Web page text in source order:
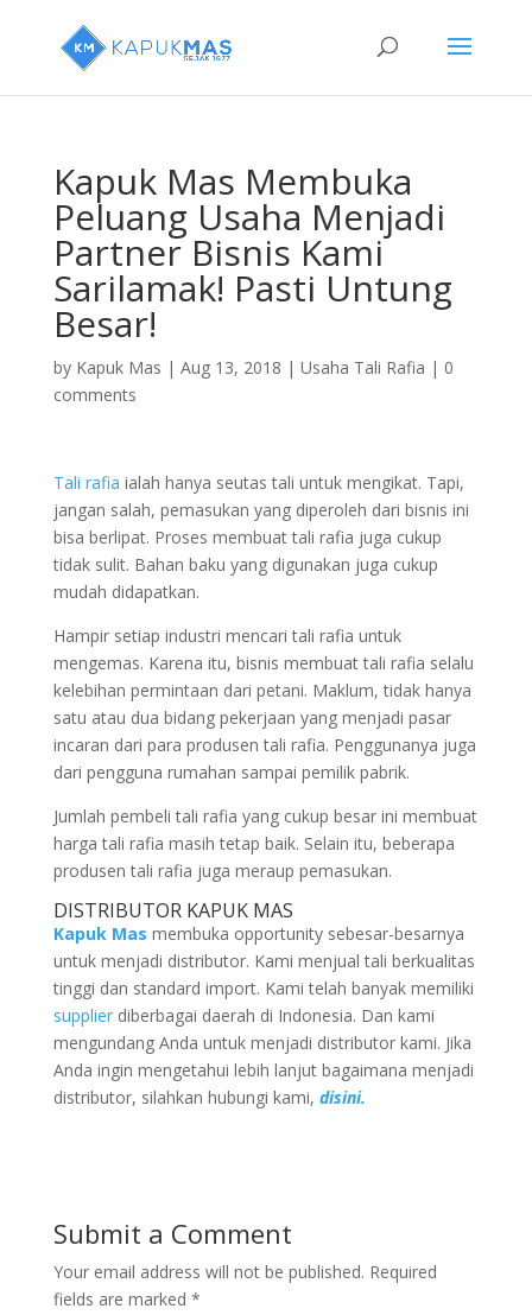
Kapuk Mas Membuka
Peluang Usaha Menjadi
Partner Bisnis Kami
Sarilamak! Pasti Untung
Besar!
by Kapuk Mas | Aug 13, 2018 | Usaha Tali Rafia | 0
comments
Tali rafia ialah hanya seutas tali untuk mengikat. Tapi,
jangan salah, pemasukan yang diperoleh dari bisnis ini
bisa berlipat. Proses membuat tali rafia juga cukup
tidak sulit. Bahan baku yang digunakan juga cukup
mudah didapatkan.
Hampir setiap industri mencari tali rafia untuk
mengemas. Karena itu, bisnis membuat tali rafia selalu
kelebihan permintaan dari petani. Maklum, tidak hanya
satu atau dua bidang pekerjaan yang menjadi pasar
incaran dari para produsen tali rafia. Penggunanya juga
dari pengguna rumahan sampai pemilik pabrik.
Jumlah pembeli tali rafia yang cukup besar ini membuat
harga tali rafia masih tetap baik. Selain itu, beberapa
produsen tali rafia juga meraup pemasukan.
DISTRIBUTOR KAPUK MAS
Kapuk Mas membuka opportunity sebesar-besarnya
untuk menjadi distributor. Kami menjual tali berkualitas
tinggi dan standard import. Kami telah banyak memiliki
supplierdiberbagai daerah di Indonesia. Dan kami
mengundang Anda untuk menjadi distributor kami. Jika
Anda ingin mengetahui lebih lanjut bagaimana menjadi
distributor, silahkan hubungi kami, disini.
Submit a Comment
Your email address will not be published. Required
fields are marked *